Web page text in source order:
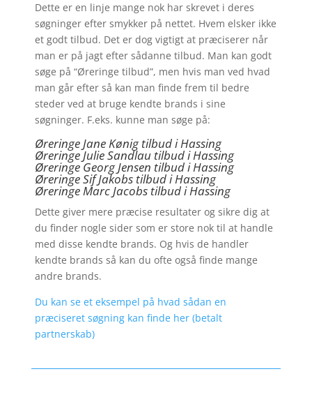
Dette er en linje mange nok har skrevet i deres
søgninger efter smykker på nettet. Hvem elsker ikke
et godt tilbud. Det er dog vigtigt at præciserer når
man er på jagt efter sådanne tilbud. Man kan godt
søge på “Øreringe tilbud”, men hvis man ved hvad
man går efter så kan man finde frem til bedre
steder ved at bruge kendte brands i sine
søgninger. F.eks. kunne man søge på:
Øreringe Jane Kønig tilbud i Hassing
Øreringe Julie Sandlau tilbud i Hassing
Øreringe Georg Jensen tilbud i Hassing
ØreringeSif Jakobs tilbud i Hassing
Øreringe Marc Jacobs tilbud i Hassing
Dette giver mere præcise resultater og sikre dig at
du finder nogle sider som er store nok til at handle
med disse kendte brands. Og hvis de handler
kendte brands så kan du ofte også finde mange
andre brands.
Du kan se et eksempel på hvad sådan en
præciseret søgning kan finde her (betalt
partnerskab)